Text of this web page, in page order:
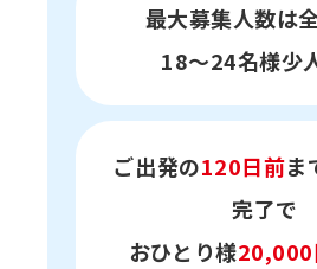
最大募集人数は
18～24名様少
ご出発の120日前ま
完了で
おひとり様20,000